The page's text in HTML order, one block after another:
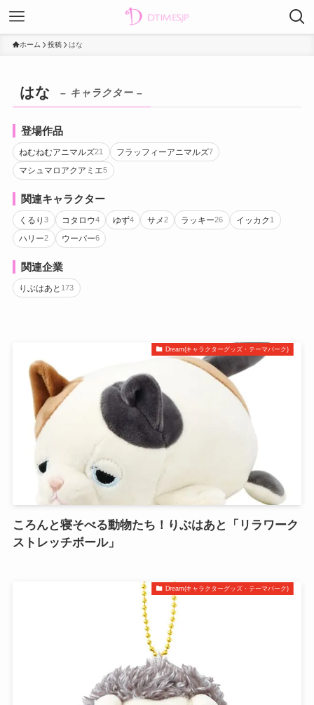
ホーム 投稿 はな
はな – キャラクター –
登場作品
ねむねむアニマルズ21 フラッフィーアニマルズ7
マシュマロアクアミエ5
関連キャラクター
くるり3 コタロウ4 ゆず4 サメ2 ラッキー26 イッカク 1
ハリー2 ウーパー6
関連企業
りぶはあと 173
Dream(キャラクターグッズ・テーマパーク)
ころんと寝そべる動物たち！りぶはあと「リラワーク
ストレッチボール」
Dream(キャラクターグッズ・テーマパーク)